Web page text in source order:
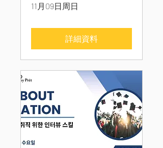
11月09日周日
詳細資料